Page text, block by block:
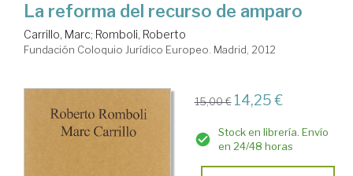
La reforma del recurso de amparo
Carrillo, Marc; Romboli, Roberto
Fundación Coloquio Jurídico Europeo. Madrid, 2012
15,00 € 14,25 €
Stock en librería. Envío
en 24/48 horas